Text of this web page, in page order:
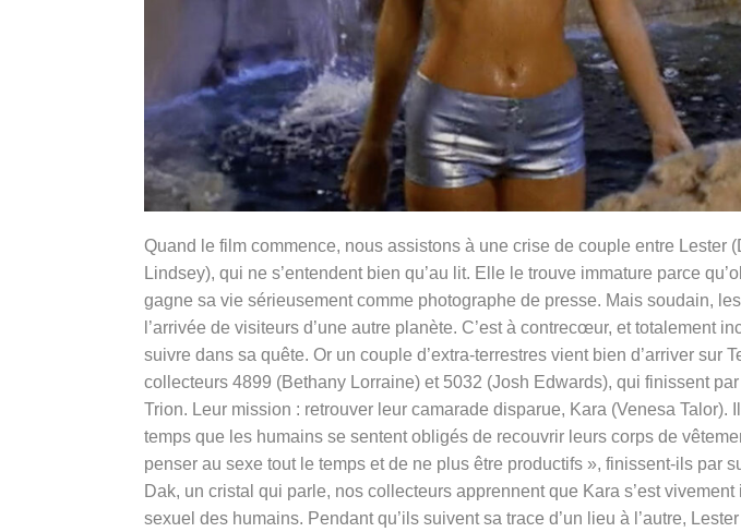
Quand le film commence, nous assistons à une crise de couple entre Lester
Lindsey), qui ne s’entendent bien qu’au lit. Elle le trouve immature parce
gagne sa vie sérieusement comme photographe de presse. Mais soudain,
l’arrivée de visiteurs d’une autre planète. C’est à contrecœur, et totalement
suivre dans sa quête. Or un couple d’extra-terrestres vient bien d’arriver sur
collecteurs 4899 (Bethany Lorraine) et 5032 (Josh Edwards), qui finissent
Trion. Leur mission : retrouver leur camarade disparue, Kara (Venesa Talor).
temps que les humains se sentent obligés de recouvrir leurs corps de
penser au sexe tout le temps et de ne plus être productifs », finissent-ils par
Dak, un cristal qui parle, nos collecteurs apprennent que Kara s’est
sexuel des humains. Pendant qu’ils suivent sa trace d’un lieu à l’autre,